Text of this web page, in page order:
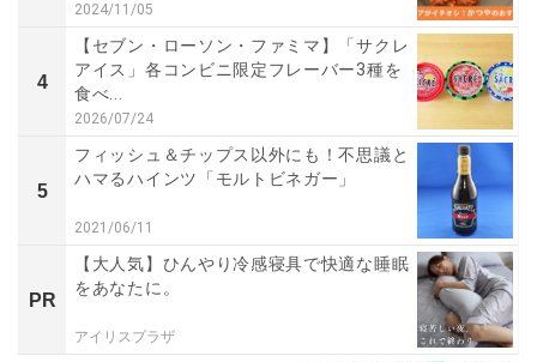
2024/11/05
4
【セブン・ローソン・ファミマ】「サクレ
アイス」各コンビニ限定フレーバー3種を
食べ...
2026/07/24
5
フィッシュ＆チップス以外にも！不思議と
ハマるハインツ「モルトビネガー」
2021/06/11
PR
【大人気】ひんやり冷感寝具で快適な睡眠
をあなたに。
アイリスプラザ